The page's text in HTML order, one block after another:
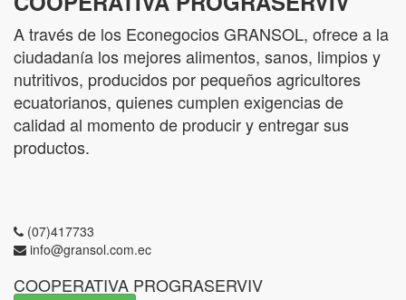
A través de los Econegocios GRANSOL, ofrece a la
ciudadanía los mejores alimentos, sanos, limpios y
nutritivos, producidos por pequeños agricultores
ecuatorianos, quienes cumplen exigencias de
calidad al momento de producir y entregar sus
productos.
(07)417733
info@gransol.com.ec
COOPERATIVA PROGRASERVIV